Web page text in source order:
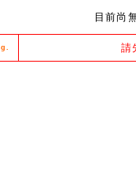
目前尚
請